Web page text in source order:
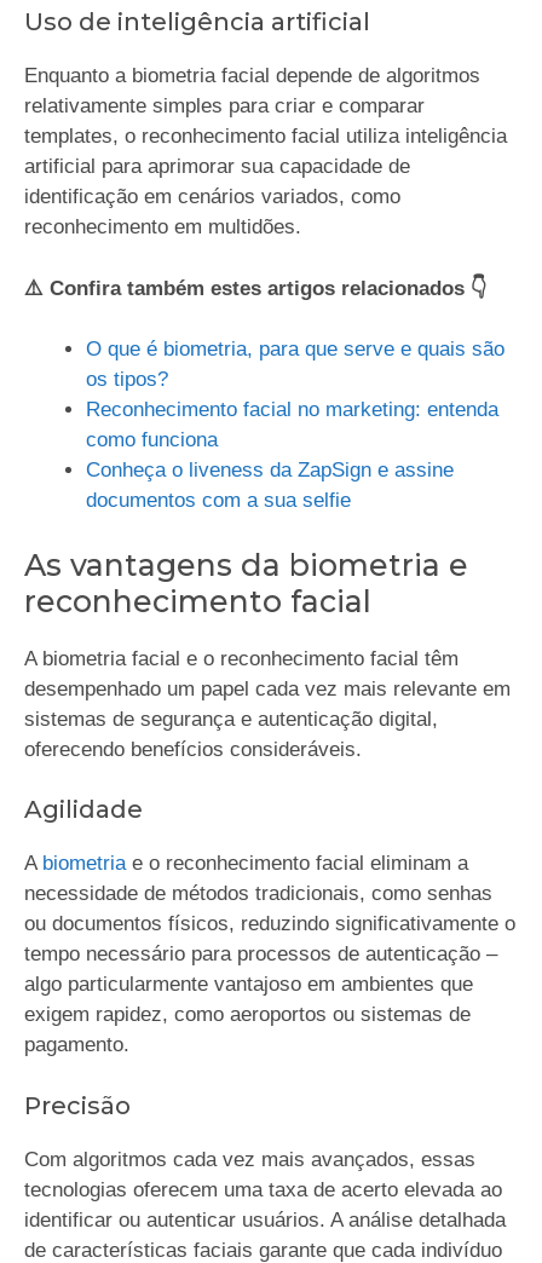
Uso de inteligência artificial
Enquanto a biometria facial depende de algoritmos
relativamente simples para criar e comparar
templates, o reconhecimento facial utiliza inteligência
artificial para aprimorar sua capacidade de
identificação em cenários variados, como
reconhecimento em multidões.
⚠️ Confira também estes artigos relacionados 👇
O que é biometria, para que serve e quais são
os tipos?
Reconhecimento facial no marketing: entenda
como funciona
Conheça o liveness da ZapSign e assine
documentos com a sua selfie
As vantagens da biometria e
reconhecimento facial
A biometria facial e o reconhecimento facial têm
desempenhado um papel cada vez mais relevante em
sistemas de segurança e autenticação digital,
oferecendo benefícios consideráveis.
Agilidade
A biometriae o reconhecimento facial eliminam a
necessidade de métodos tradicionais, como senhas
ou documentos físicos, reduzindo significativamente o
tempo necessário para processos de autenticação –
algo particularmente vantajoso em ambientes que
exigem rapidez, como aeroportos ou sistemas de
pagamento.
Precisão
Com algoritmos cada vez mais avançados, essas
tecnologias oferecem uma taxa de acerto elevada ao
identificar ou autenticar usuários. A análise detalhada
de características faciais garante que cada indivíduo